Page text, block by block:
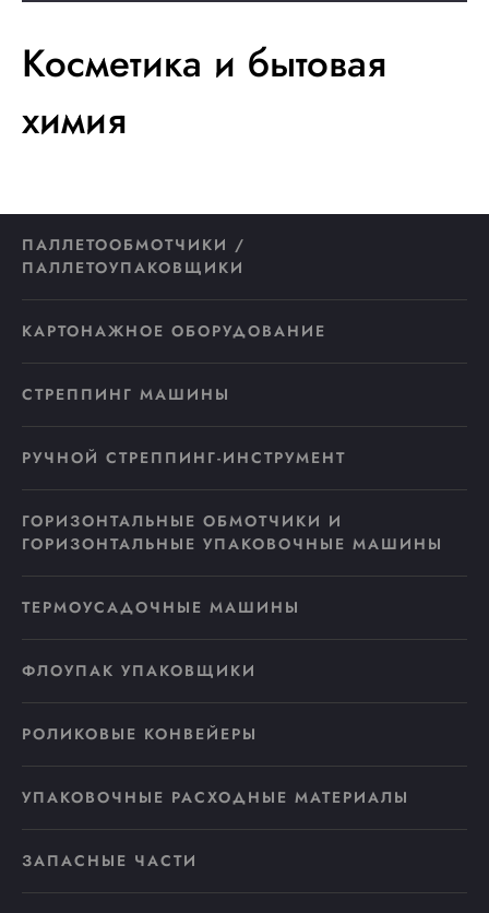
Косметика и бытовая
химия
ПАЛЛЕТООБМОТЧИКИ /
ПАЛЛЕТОУПАКОВЩИКИ
КАРТОНАЖНОЕ ОБОРУДОВАНИЕ
СТРЕППИНГ МАШИНЫ
РУЧНОЙ СТРЕППИНГ-ИНСТРУМЕНТ
ГОРИЗОНТАЛЬНЫЕ ОБМОТЧИКИ И
ГОРИЗОНТАЛЬНЫЕ УПАКОВОЧНЫЕ МАШИНЫ
ТЕРМОУСАДОЧНЫЕ МАШИНЫ
ФЛОУПАК УПАКОВЩИКИ
РОЛИКОВЫЕ КОНВЕЙЕРЫ
УПАКОВОЧНЫЕ РАСХОДНЫЕ МАТЕРИАЛЫ
ЗАПАСНЫЕ ЧАСТИ